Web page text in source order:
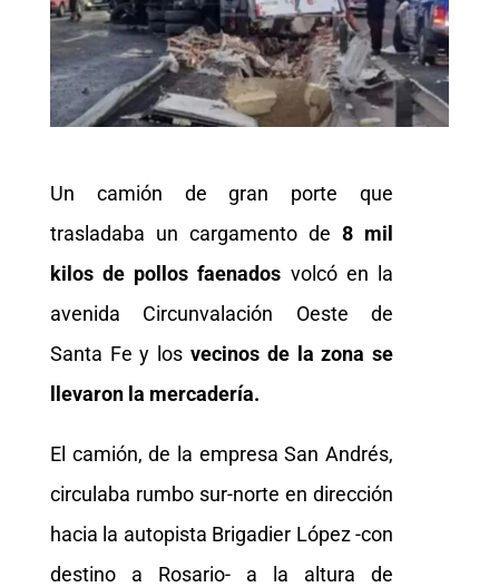
Un camión de gran porte que
trasladaba un cargamento de 8 mil
kilos de pollos faenados volcó en la
avenida Circunvalación Oeste de
Santa Fe y los vecinos de la zona se
llevaron la mercadería.
El camión, de la empresa San Andrés,
circulaba rumbo sur-norte en dirección
hacia la autopista Brigadier López -con
destino a Rosario- a la altura de